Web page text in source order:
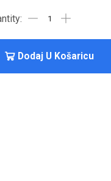
Dodaj U Košaricu